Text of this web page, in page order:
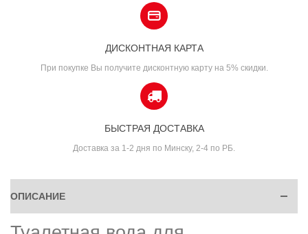
ДИСКОНТНАЯ КАРТА
При покупке Вы получите дисконтную карту на 5% скидки.
БЫСТРАЯ ДОСТАВКА
Доставка за 1-2 дня по Минску, 2-4 по РБ.
ОПИСАНИЕ